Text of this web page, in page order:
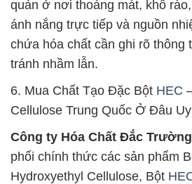
quản ở nơi thoáng mát, khô
ánh nắng trực tiếp và nguồn
chứa hóa chất cần ghi rõ thông
tránh nhầm lẫn.
6. Mua Chất Tạo Đặc Bột HEC
Cellulose Trung Quốc Ở Đâu
Công ty Hóa Chất Đắc
phối chính thức các sản phẩm
Hydroxyethyl Cellulose, Bột